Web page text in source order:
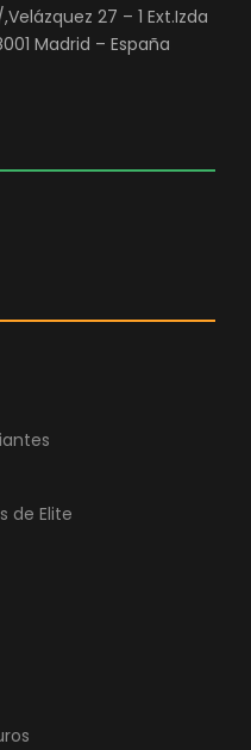
27 – 1 Ext.Izda
Madrid – España
de Elite